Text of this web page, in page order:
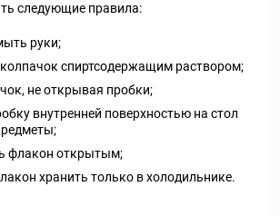
следующие правила:
руки;
спиртсодержащим раствором;
не открывая пробки;
внутренней поверхностью на стол
флакон открытым;
хранить только в холодильнике.